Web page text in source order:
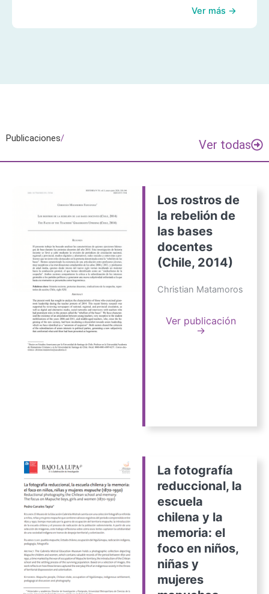
Ver más →
Publicaciones/ Ver todas
Los rostros de
la rebelión de
las bases
docentes
(Chile, 2014)
Christian Matamoros
Ver publicación
→
La fotografía
reduccional, la
escuela
chilena y la
memoria: el
foco en niños,
niñas y
mujeres